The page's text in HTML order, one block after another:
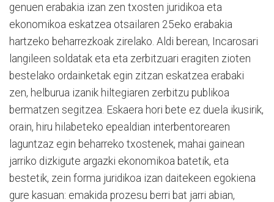
genuen erabakia izan zen txosten juridikoa eta
ekonomikoa eskatzea otsailaren 25eko erabakia
hartzeko beharrezkoak zirelako. Aldi berean, Incarosari
langileen soldatak eta eta zerbitzuari eragiten zioten
bestelako ordainketak egin zitzan eskatzea erabaki
zen, helburua izanik hiltegiaren zerbitzu publikoa
bermatzen segitzea. Eskaera hori bete ez duela ikusirik,
orain, hiru hilabeteko epealdian interbentorearen
laguntzaz egin beharreko txostenek, mahai gainean
jarriko dizkigute argazki ekonomikoa batetik, eta
bestetik, zein forma juridikoa izan daitekeen egokiena
gure kasuan: emakida prozesu berri bat jarri abian,